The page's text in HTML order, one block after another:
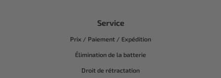
Service
Prix / Paiement / Expédition
Élimination de la batterie
Droit de rétractation